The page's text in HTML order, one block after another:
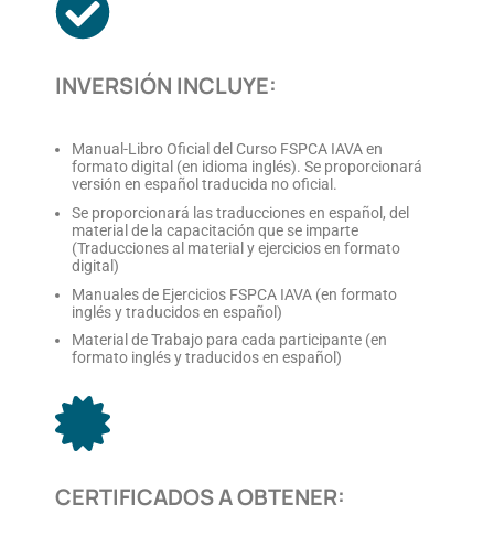
INVERSIÓN INCLUYE:
Manual-Libro Oficial del Curso FSPCA IAVA en
formato digital (en idioma inglés). Se proporcionará
versión en español traducida no oficial.
Se proporcionará las traducciones en español, del
material de la capacitación que se imparte
(Traducciones al material y ejercicios en formato
digital)
Manuales de Ejercicios FSPCA IAVA (en formato
inglés y traducidos en español)
Material de Trabajo para cada participante (en
formato inglés y traducidos en español)
CERTIFICADOS A OBTENER: